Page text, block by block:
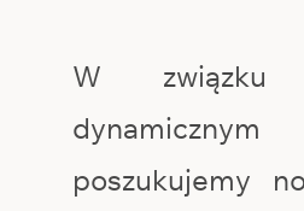
W
poszukujemy